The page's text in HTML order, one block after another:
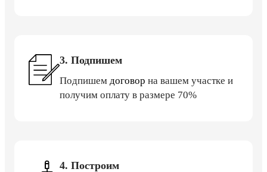
3. Подпишем
Подпишем договор на вашем участке и
получим оплату в размере 70%
4. Построим